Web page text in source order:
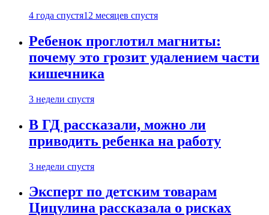
4 года спустя12 месяцев спустя
Ребенок проглотил магниты:
почему это грозит удалением части
кишечника
3 недели спустя
В ГД рассказали, можно ли
приводить ребенка на работу
3 недели спустя
Эксперт по детским товарам
Цицулина рассказала о рисках